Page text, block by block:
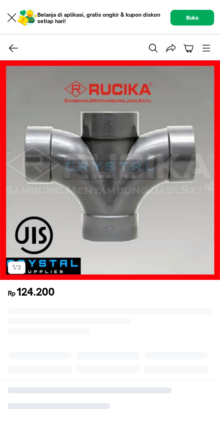
Belanja di aplikasi, gratis ongkir & kupon diskon
setiap hari!
Buka
1/3
Rp124.200